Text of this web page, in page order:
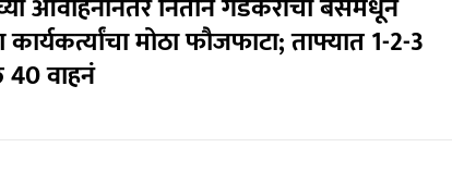
आवाहनानंतर नितीन गडकरींचा बसमधून
मोठा फौजफाटा; ताफ्यात 1-2-3
40 वाहनं